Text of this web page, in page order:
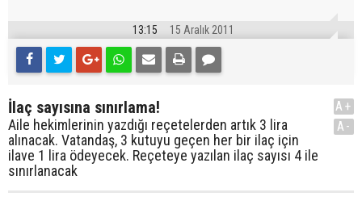
13:15 15 Aralık 2011
İlaç sayısına sınırlama!
Aile hekimlerinin yazdığı reçetelerden artık 3 lira
alınacak. Vatandaş, 3 kutuyu geçen her bir ilaç için
ilave 1 lira ödeyecek. Reçeteye yazılan ilaç sayısı 4 ile
sınırlanacak
A+
A-